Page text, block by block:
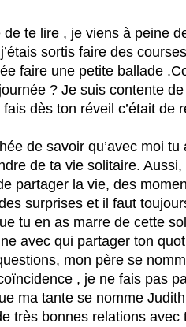
te lire , je viens à peine
sortis faire des
faire une petite ballade
? Je suis contente
dès ton réveil c’était de
de savoir qu’avec moi tu
de ta vie solitaire.
partager la vie, des
surprises et il faut
tu en as marre de cette
avec qui partager ton
mon père se
, je ne fais pas
ma tante se nomme
très bonnes relations avec